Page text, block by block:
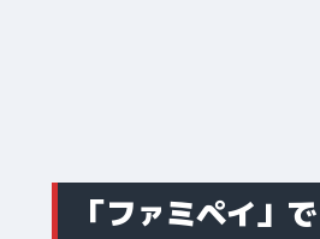
「ファミペイ」